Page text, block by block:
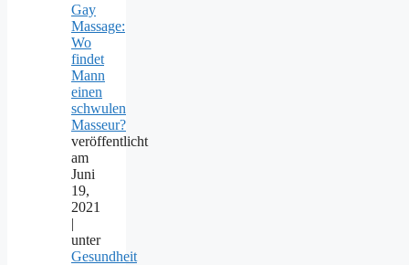
Gay
Massage:
Wo
findet
Mann
einen
schwulen
Masseur?
veröffentlicht
am
Juni
19,
2021
|
unter
Gesundheit